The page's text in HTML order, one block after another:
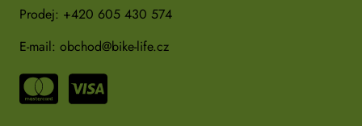
Prodej: +420 605 430 574
E-mail: obchod@bike-life.cz